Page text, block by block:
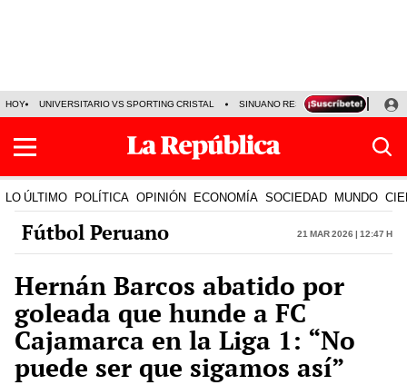
HOY UNIVERSITARIO VS SPORTING CRISTAL SINUANO RESULTADOS HOY
LO ÚLTIMO POLÍTICA OPINIÓN ECONOMÍA SOCIEDAD MUNDO
Fútbol Peruano 21 Mar 2026 | 12:47 h
Hernán Barcos abatido por
goleada que hunde a FC
Cajamarca en la Liga 1: “No
puede ser que sigamos así”